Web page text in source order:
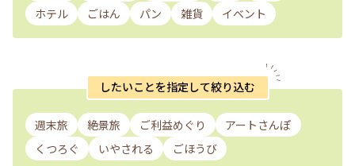
ホテル ごはん パン 雑貨 イベント
したいことを指定して絞り込む
週末旅 絶景旅 ご利益めぐり
アートさんぽ
くつろぐ
いやされる ごほうび